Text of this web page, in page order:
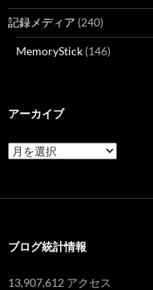
記録メディア (240)
MemoryStick (146)
アーカイブ
ア
ー
ブログ統計情報
13,907,612 アクセス